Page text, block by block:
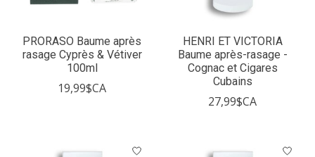
PRORASO Baume après
rasage Cyprès & Vétiver
100ml
19,99$CA
HENRI ET VICTORIA
Baume après-rasage -
Cognac et Cigares
Cubains
27,99$CA